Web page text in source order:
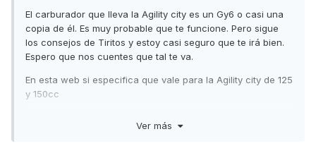
El carburador que lleva la Agility city es un Gy6 o casi una
copia de él. Es muy probable que te funcione. Pero sigue
los consejos de Tiritos y estoy casi seguro que te irá bien.
Espero que nos cuentes que tal te va.
En esta web si especifica que vale para la Agility city de 125
y 150cc
PD24J-Carburetor-Carb-for-GY6-125-CC-150CC-ATV-Go-
Ver más